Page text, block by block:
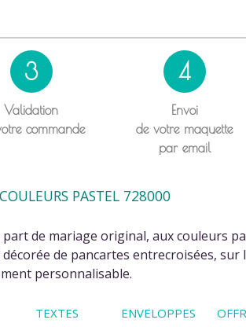
3
Validation
commande
4
Envoi
de votre maquette
par email
PASTEL 728000
de mariage original, aux couleurs
de pancartes entrecroisées,
personnalisable.
TEXTES ENVELOPPES